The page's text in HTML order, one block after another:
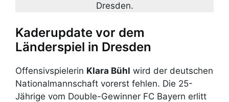
Dresden.
Kaderupdate vor dem
Länderspiel in Dresden
Offensivspielerin Klara Bühl wird der deutschen
Nationalmannschaft vorerst fehlen. Die 25-
Jährige vom Double-Gewinner FC Bayern erlitt